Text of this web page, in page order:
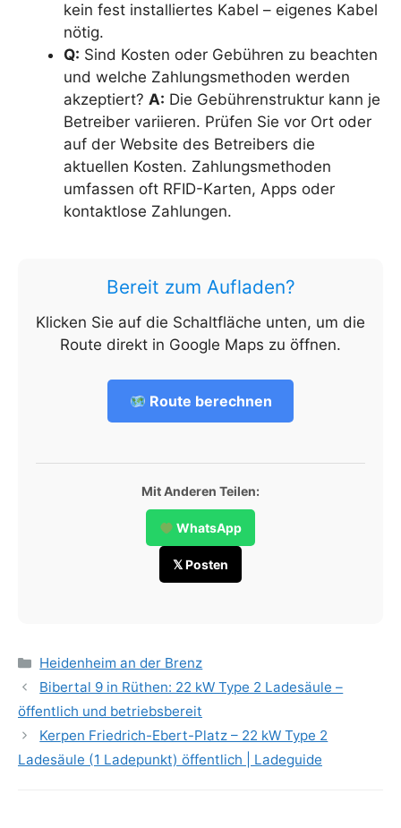
kein fest installiertes Kabel – eigenes Kabel
nötig.
Q: Sind Kosten oder Gebühren zu beachten
und welche Zahlungsmethoden werden
akzeptiert? A: Die Gebührenstruktur kann je
Betreiber variieren. Prüfen Sie vor Ort oder
auf der Website des Betreibers die
aktuellen Kosten. Zahlungsmethoden
umfassen oft RFID-Karten, Apps oder
kontaktlose Zahlungen.
Bereit zum Aufladen?
Klicken Sie auf die Schaltfläche unten, um die
Route direkt in Google Maps zu öffnen.
Route berechnen
Mit Anderen Teilen:
WhatsApp
𝕏 Posten
Categories
Heidenheim an der Brenz
Bibertal 9 in Rüthen: 22 kW Type 2 Ladesäule –
öffentlich und betriebsbereit
Kerpen Friedrich-Ebert-Platz – 22 kW Type 2
Ladesäule (1 Ladepunkt) öffentlich | Ladeguide